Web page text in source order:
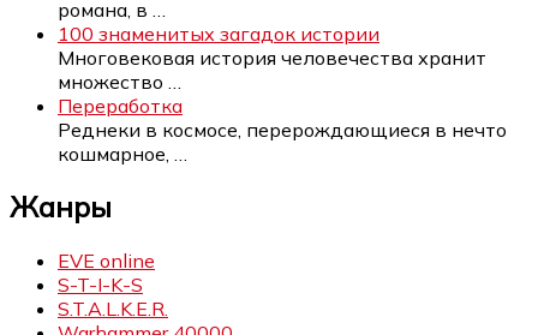
романа, в
100 знаменитых загадок истории
Многовековая история человечества хранит
множество
Переработка
Реднеки в космосе, перерождающиеся в нечто
кошмарное,
Жанры
EVE online
S-T-I-K-S
S.T.A.L.K.E.R.